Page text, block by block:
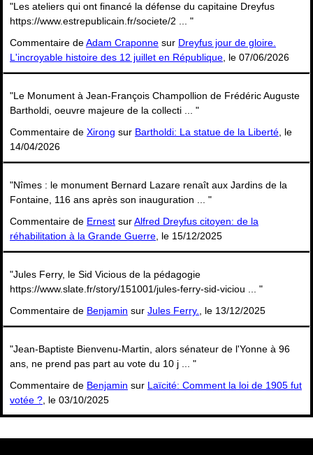
"Les ateliers qui ont financé la défense du capitaine Dreyfus
https://www.estrepublicain.fr/societe/2 ... "
Commentaire deAdam Craponne sur Dreyfus jour de gloire.
L'incroyable histoire des 12 juillet en République , le 07/06/2026
"Le Monument à Jean-François Champollion de Frédéric Auguste
Bartholdi, oeuvre majeure de la collecti ... "
Commentaire de Xirong sur Bartholdi: La statue de la Liberté , le
14/04/2026
"Nîmes : le monument Bernard Lazare renaît aux Jardins de la
Fontaine, 116 ans après son inauguration ... "
Commentaire de Ernest surAlfred Dreyfus citoyen: de la
réhabilitation à la Grande Guerre , le 15/12/2025
"Jules Ferry, le Sid Vicious de la pédagogie
https://www.slate.fr/story/151001/jules-ferry-sid-viciou ... "
Commentaire de Benjamin sur Jules Ferry. , le 13/12/2025
"Jean-Baptiste Bienvenu-Martin, alors sénateur de l'Yonne à 96
ans, ne prend pas part au vote du 10 j ... "
Commentaire de Benjamin sur Laïcité: Comment la loi de 1905 fut
votée ? , le 03/10/2025